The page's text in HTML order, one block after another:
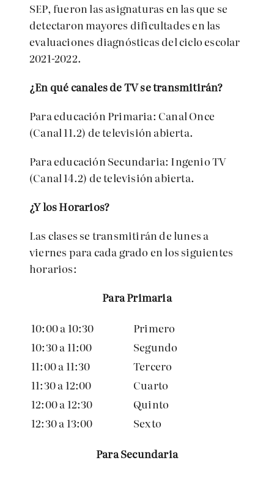
SEP, fueron las asignaturas en las que se
detectaron mayores dificultades en las
evaluaciones diagnósticas del ciclo escolar
2021-2022.
¿En qué canales de TV se transmitirán?
Para educación Primaria: Canal Once
(Canal 11.2) de televisión abierta.
Para educación Secundaria: Ingenio TV
(Canal 14.2) de televisión abierta.
¿Y los Horarios?
Las clases se transmitirán de lunes a
viernes para cada grado en los siguientes
horarios:
Para Primaria
10:00 a 10:30
Primero
10:30 a 11:00
Segundo
11:00 a 11:30
Tercero
11:30 a 12:00
Cuarto
12:00 a 12:30
Quinto
12:30 a 13:00
Sexto
Para Secundaria